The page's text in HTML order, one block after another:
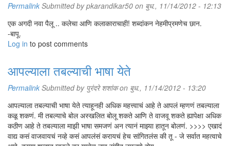
Permalink Submitted bypkarandikar50 on बुध., 11/14/2012 - 12:13
एक अगदी नवा पैलू .. कलेचा आणि कलाकाराचाही! शब्दांकन नेहमीप्रमणेच छान.
-बापू.
Log in to post comments
आपल्याला तबल्याची भाषा येते
Permalink Submitted by पुरंदरे शशांकon बुध., 11/14/2012 - 13:20
आपल्याला तबल्याची भाषा येते त्याहूनही अधिक महत्त्वाचं आहे ते आपलं म्हणणं तबल्याला
कळू शकणं. मी तबल्याचे बोल अस्खलित बोलू शकते आणि ते वाजवू शकते ह्यापेक्षा अधिक
कठीण आहे ते तबल्याला माझी भाषा समजणं अन त्यानं माझ्या हातून बोलणं. >>>> एखादं
वाद्य कसं वाजवायचं नव्हे कसं आपलंसं करायचं हेच सांगितलंस की तू - जे सर्वात महत्वाचे